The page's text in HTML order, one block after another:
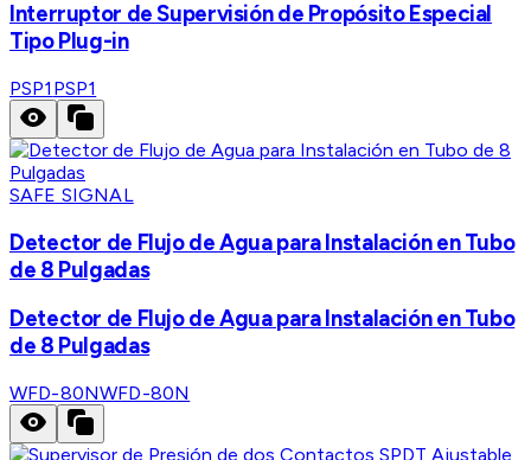
Interruptor de Supervisión de Propósito Especial
Tipo Plug-in
PSP1 PSP1
SAFE SIGNAL
Detector de Flujo de Agua para Instalación en Tubo
de 8 Pulgadas
Detector de Flujo de Agua para Instalación en Tubo
de 8 Pulgadas
WFD-80NWFD-80N